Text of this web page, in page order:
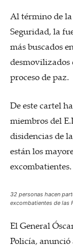
Al término de
Seguridad, la
más buscados
desmovilizados
proceso de paz.
De este cartel
miembros del
disidencias de
están los
excombatientes.
32 personas hacen
excombatientes de las
El General
Policía, anunció